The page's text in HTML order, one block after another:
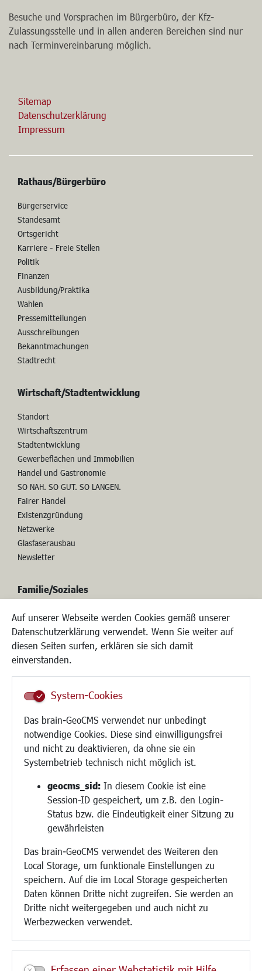
Auf unserer Webseite werden Cookies gemäß unserer
Datenschutzerklärung verwendet. Wenn Sie weiter auf
diesen Seiten surfen, erklären sie sich damit
einverstanden.
System-Cookies
Das brain-GeoCMS verwendet nur unbedingt
notwendige Cookies. Diese sind einwilligungsfrei
und nicht zu deaktivieren, da ohne sie ein
Systembetrieb technisch nicht möglich ist.
geocms_sid: In diesem Cookie ist eine
Session-ID gespeichert, um z.B. den Login-
Status bzw. die Eindeutigkeit einer Sitzung zu
gewährleisten
Das brain-GeoCMS verwendet des Weiteren den
Local Storage, um funktionale Einstellungen zu
speichern. Auf die im Local Storage gespeicherten
Daten können Dritte nicht zugreifen. Sie werden an
Dritte nicht weitergegeben und auch nicht zu
Werbezwecken verwendet.
Besuche und Vorsprachen im Bürgerbüro, der Kfz-
Sitemap
Impressum
Rathaus/Bürgerbüro
Bürgerservice
Standesamt
Ortsgericht
Karriere - Freie Stellen
Politik
Finanzen
Ausbildung/Praktika
Wahlen
Pressemitteilungen
Ausschreibungen
Stadtrecht
Wirtschaft/Stadtentwicklung
Standort
Wirtschaftszentrum
Stadtentwicklung
Gewerbeflächen und Immobilien
Handel und Gastronomie
SO NAH. SO GUT. SO LANGEN.
Fairer Handel
Existenzgründung
Netzwerke
Newsletter
Familie/Soziales
Kinder und Jugend
Senioren/Haltestelle
Schule
Migration und Zusammenleben
Demokratie leben
Ukrainehilfe
Bauen/Umwelt/Mobilität
Bebauungsplanung
Umwelt/Klima/Abfall
Verkehr/Mobilität
Glasfaserausbau
Aktuelle Baustellen
Paddelteich
Kultur/Freizeit/Tourismus